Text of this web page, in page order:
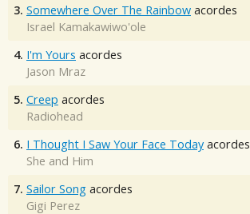
3. Somewhere Over The Rainbow acordes
Israel Kamakawiwo'ole
4. I'm Yours acordes
Jason Mraz
5. Creep acordes
Radiohead
6. I Thought I Saw Your Face Today acordes
She and Him
7. Sailor Song acordes
Gigi Perez